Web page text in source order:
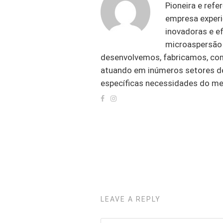
Pioneira e
empresa
inovadoras e
desenvolvemos, fabricamos,
atuando em inúmeros setores
específicas necessidades do
LEAVE A REPLY